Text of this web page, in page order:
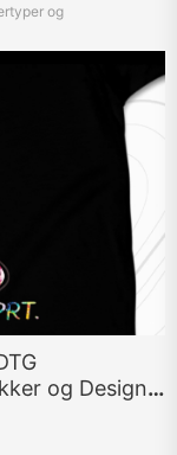
og
og Design